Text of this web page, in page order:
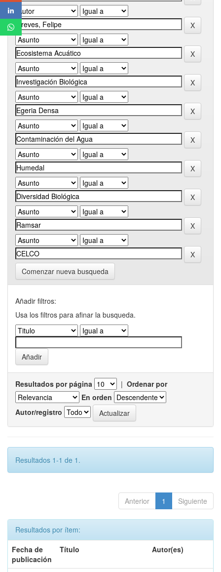
Comenzar nueva busqueda
Añadir filtros:
Usa los filtros para afinar la busqueda.
Resultados por página | Ordenar por
En orden
Autor/registro
Resultados 1-1 de 1.
Anterior 1 Siguiente
Resultados por ítem:
Fecha de
publicación
Título Autor(es)